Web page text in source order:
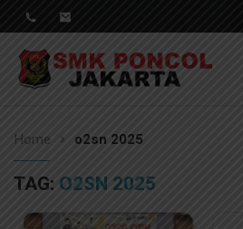
SMK Poncol Jakarta
Pendidikan Berkwalitas, Masa Depan
Home o2sn 2025
TAG: O2SN 2025